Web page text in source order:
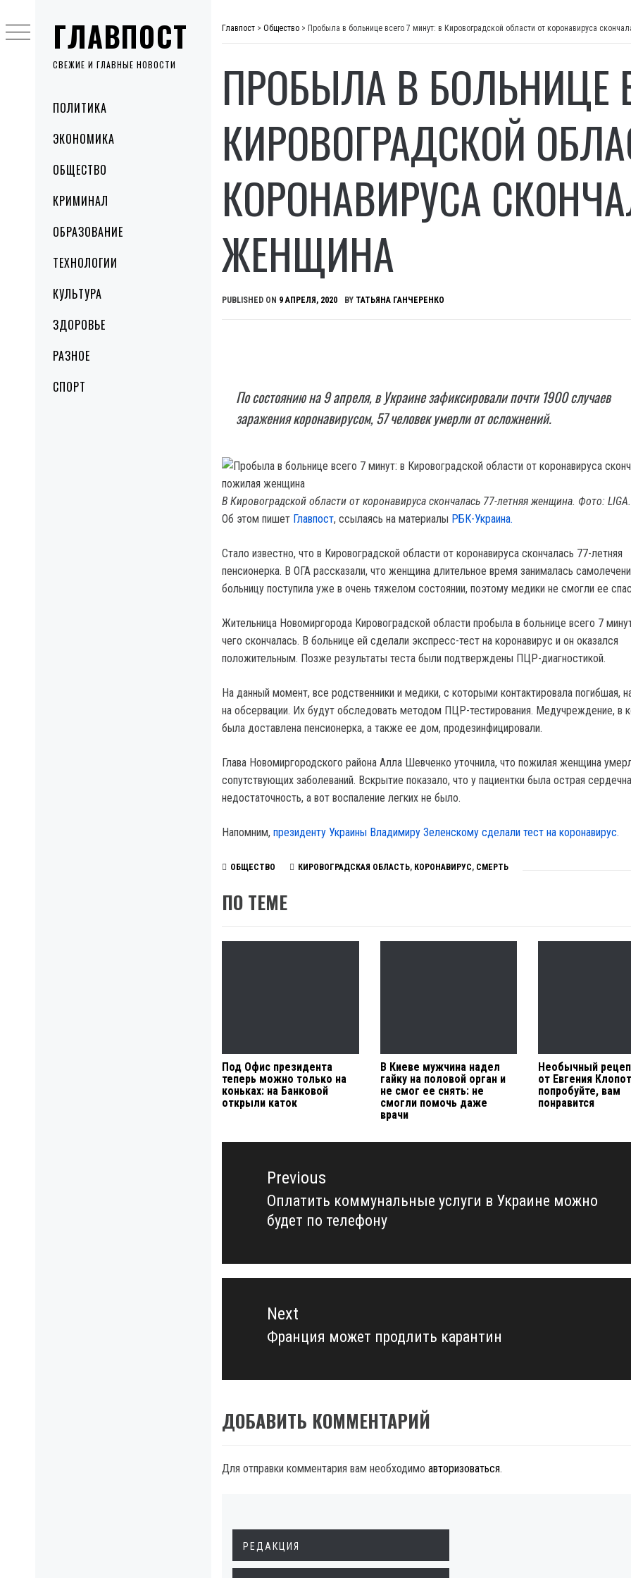
ГЛАВПОСТ
СВЕЖИЕ И ГЛАВНЫЕ НОВОСТИ
MenuПОЛИТИКА
ЭКОНОМИКА
ОБЩЕСТВО
КРИМИНАЛ
ОБРАЗОВАНИЕ
ТЕХНОЛОГИИ
КУЛЬТУРА
ЗДОРОВЬЕ
РАЗНОЕ
СПОРТ
to
content
Главпост > Общество > Пробыла в больнице всего 7 минут: в Кировоградской области от коронавируса
ПРОБЫЛА В БОЛЬНИЦЕ
КИРОВОГРАДСКОЙ
КОРОНАВИРУСА
ЖЕНЩИНА
PUBLISHED ON 9 АПРЕЛЯ, 2020 BY ТАТЬЯНА ГАНЧЕРЕНКО
По состоянию на 9 апреля, в Украине зафиксировали почти 1900 случаев
заражения коронавирусом, 57 человек умерли от осложнений.
В Кировоградской области от коронавируса скончалась 77-летняя женщина. Фото:
Об этом пишет Главпост, ссылаясь на материалы РБК-Украина.
Стало известно, что в Кировоградской области от коронавируса скончалась 77-летняя
пенсионерка. В ОГА рассказали, что женщина длительное время занималась
больницу поступила уже в очень тяжелом состоянии, поэтому медики не смогли ее
Жительница Новомиргорода Кировоградской области пробыла в больнице всего 7
чего скончалась. В больнице ей сделали экспресс-тест на коронавирус и он оказался
положительным. Позже результаты теста были подтверждены ПЦР-диагностикой.
На данный момент, все родственники и медики, с которыми контактировала погибшая,
на обсервации. Их будут обследовать методом ПЦР-тестирования. Медучреждение, в
была доставлена пенсионерка, а также ее дом, продезинфицировали.
Глава Новомиргородского района Алла Шевченко уточнила, что пожилая женщина
сопутствующих заболеваний. Вскрытие показало, что у пациентки была острая
недостаточность, а вот воспаление легких не было.
Напомним, президенту Украины Владимиру Зеленскому сделали тест на коронавирус.
ОБЩЕСТВО КИРОВОГРАДСКАЯ ОБЛАСТЬ, КОРОНАВИРУС, СМЕРТЬ
ПО ТЕМЕ
Под Офис президента
теперь можно только на
коньках: на Банковой
открыли каток
В Киеве мужчина надел
гайку на половой орган и
не смог ее снять: не
смогли помочь даже
врачи
Необычный
от Евгения
попробуйте, вам
понравится
Навигация
записямPrevious
Previous
post:
Оплатить коммунальные услуги в Украине можно
будет по телефону
Next
Next
Франция может продлить карантин
ДОБАВИТЬ КОММЕНТАРИЙ
Для отправки комментария вам необходимо авторизоваться.
РЕДАКЦИЯ